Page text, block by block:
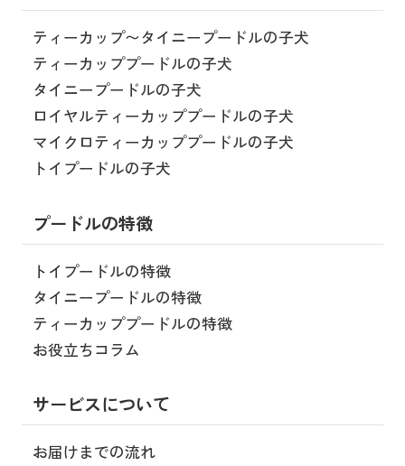
ティーカップ〜タイニープードルの子犬
ティーカッププードルの子犬
タイニープードルの子犬
ロイヤルティーカッププードルの子犬
マイクロティーカッププードルの子犬
トイプードルの子犬
プードルの特徴
トイプードルの特徴
タイニープードルの特徴
ティーカッププードルの特徴
お役立ちコラム
サービスについて
お届けまでの流れ